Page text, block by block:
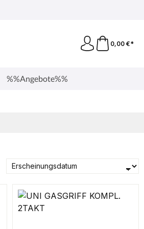
0,00 €*
%%Angebote%%